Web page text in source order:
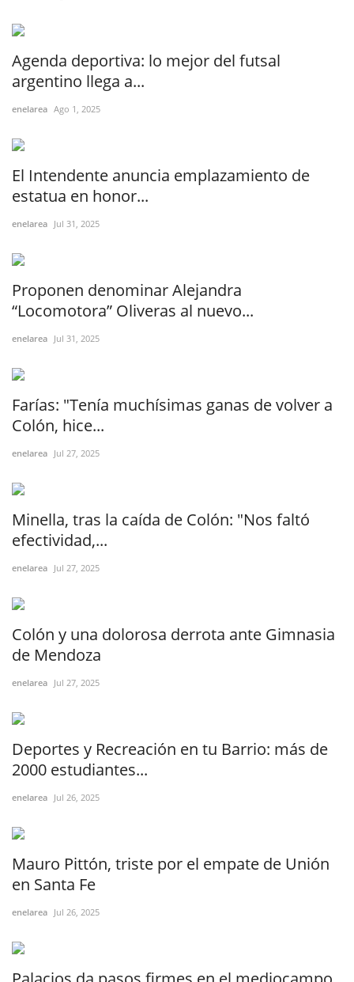
Agenda deportiva: lo mejor del futsal
argentino llega a...
enelarea Ago 1, 2025
El Intendente anuncia emplazamiento de
estatua en honor...
enelarea Jul 31, 2025
Proponen denominar Alejandra
“Locomotora” Oliveras al nuevo...
enelarea Jul 31, 2025
Farías: "Tenía muchísimas ganas de volver a
Colón, hice...
enelarea Jul 27, 2025
Minella, tras la caída de Colón: "Nos faltó
efectividad,...
enelarea Jul 27, 2025
Colón y una dolorosa derrota ante Gimnasia
de Mendoza
enelarea Jul 27, 2025
Deportes y Recreación en tu Barrio: más de
2000 estudiantes...
enelarea Jul 26, 2025
Mauro Pittón, triste por el empate de Unión
en Santa Fe
enelarea Jul 26, 2025